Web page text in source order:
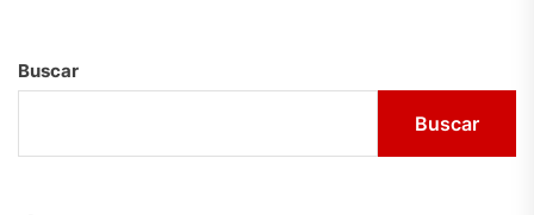
Buscar
Buscar